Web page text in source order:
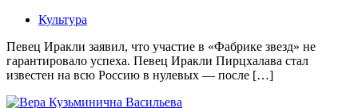
Культура
Певец Иракли заявил, что участие в «Фабрике звезд» не
гарантировало успеха. Певец Иракли Пирцхалава стал
известен на всю Россию в нулевых — после […]